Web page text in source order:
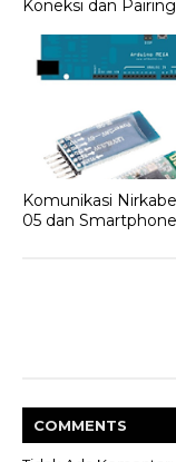
Koneksi dan Pairing
Komunikasi
05 dan Smartphone
COMMENTS